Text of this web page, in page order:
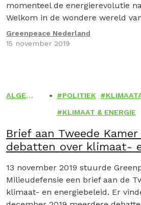
momenteel de energierevolutie
Welkom in de wondere wereld
Greenpeace Nederland
15 november 2019
ALGEM
POLITIEK
KLIMAAT & ENERGIE
Brief aan Tweede
debatten over klimaat-
13 november 2019 stuurde
Milieudefensie een brief aan de
klimaat- en energiebeleid. Er